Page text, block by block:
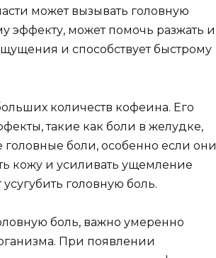
может вызывать головную
эффекту, может помочь разжать и
и способствует быстрому
количеств кофеина. Его
такие как боли в желудке,
боли, особенно если они
кожу и усиливать ущемление
головную боль.
боль, важно умеренно
При появлении